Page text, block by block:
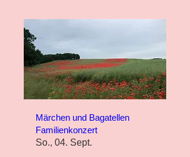
Märchen und Bagatellen
Familienkonzert
So., 04. Sept.